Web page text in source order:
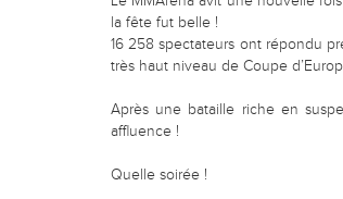
la fête fut belle !
16 258 spectateurs ont répondu
très haut niveau de Coupe
Après une bataille riche en
affluence !
Quelle soirée !